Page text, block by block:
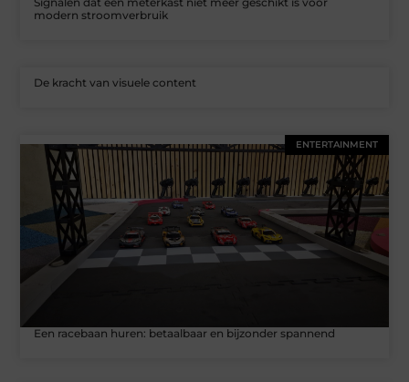
modern stroomverbruik
De kracht van visuele content
ENTERTAINMENT
Een racebaan huren: betaalbaar en bijzonder spannend